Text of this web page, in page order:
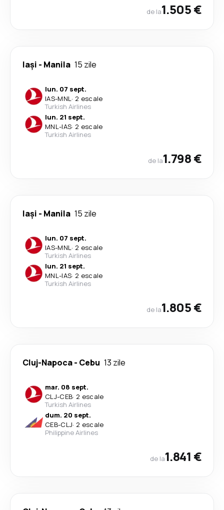
de la1.505 €
Iași - Manila 15 zile
lun. 07 sept.
IAS-MNL· 2 escale
Turkish Airlines
lun. 21 sept.
MNL-IAS· 2 escale
Turkish Airlines
de la1.798 €
Iași - Manila 15 zile
lun. 07 sept.
IAS-MNL· 2 escale
Turkish Airlines
lun. 21 sept.
MNL-IAS· 2 escale
Turkish Airlines
de la1.805 €
Cluj-Napoca- Cebu 13 zile
mar. 08 sept.
CLJ-CEB· 2 escale
Turkish Airlines
dum. 20 sept.
CEB-CLJ· 2 escale
Philippine Airlines
de la1.841 €